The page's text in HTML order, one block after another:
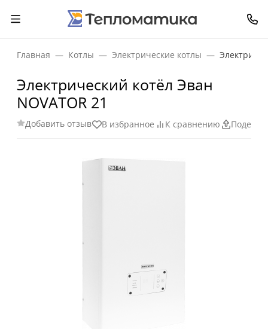
Главная Котлы Электрические котлы
Электрический котёл Эван
NOVATOR 21
Добавить отзыв В избранное К сравнению